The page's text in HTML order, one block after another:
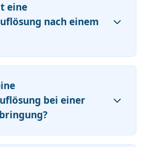
eine
nach einem
bei einer